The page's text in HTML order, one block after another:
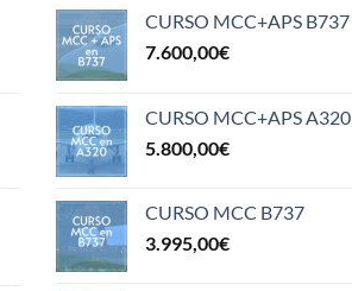
CURSO MCC+APS B737
7.600,00€
CURSO MCC+APS A320
5.800,00€
CURSO MCC B737
3.995,00€